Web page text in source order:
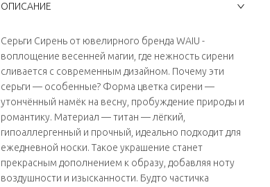
ОПИСАНИЕ
Серьги Сирень от ювелирного бренда WAIU -
воплощение весенней магии, где нежность сирени
сливается с современным дизайном. Почему эти
серьги — особенные? Форма цветка сирени —
утончённый намёк на весну, пробуждение природы и
романтику. Материал — титан — лёгкий,
гипоаллергенный и прочный, идеально подходит для
ежедневной носки. Такое украшение станет
прекрасным дополнением к образу, добавляя ноту
воздушности и изысканности. Будто частичка